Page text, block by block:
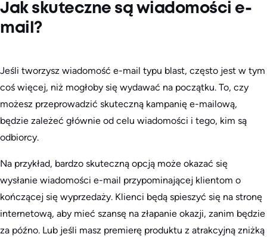
Jak skuteczne są wiadomości e-
mail?
Jeśli tworzysz wiadomość e-mail typu blast, często jest w tym
coś więcej, niż mogłoby się wydawać na początku. To, czy
możesz przeprowadzić skuteczną kampanię e-mailową,
będzie zależeć głównie od celu wiadomości i tego, kim są
odbiorcy.
Na przykład, bardzo skuteczną opcją może okazać się
wysłanie wiadomości e-mail przypominającej klientom o
kończącej się wyprzedaży. Klienci będą spieszyć się na stronę
internetową, aby mieć szansę na złapanie okazji, zanim będzie
za późno. Lub jeśli masz premierę produktu z atrakcyjną zniżką